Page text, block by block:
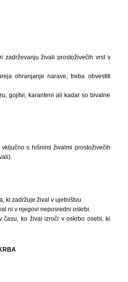
zadrževanju živali prostoživečih vrst v
ohranjanje narave, treba obvestiti
gojitvi, karanteni ali kadar so bivalne
s hišnimi živalmi prostoživečih
ki zadržuje žival v ujetništvu.
ni v njegovi neposredni oskrbi.
času, ko žival izroči v oskrbo osebi, ki